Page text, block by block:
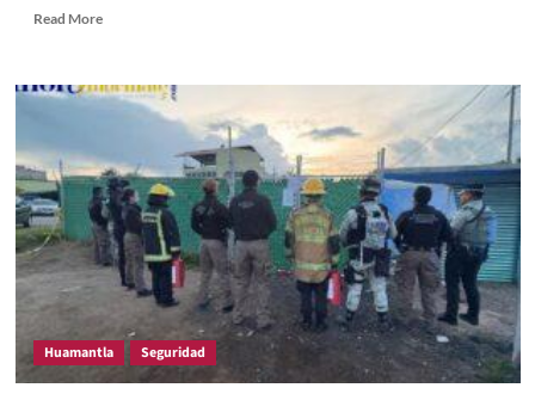
Read MoreRead
FGR
cumplimenta
cateo
por
robo
de
autotransporte
Papalotla,
Tlaxcala
Huamantla Seguridad